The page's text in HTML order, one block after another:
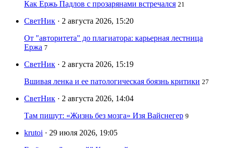
Как Ержь Падлов с прозарянами встречался 21
СветНик · 2 августа 2026, 15:20
От "авторитета" до плагиатора: карьерная лестница
Ержа 7
СветНик · 2 августа 2026, 15:19
Вшивая ленка и ее патологическая боязнь критики 27
СветНик · 2 августа 2026, 14:04
Там пишут: «Жизнь без мозга» Изя Вайснегер 9
krutoi · 29 июля 2026, 19:05